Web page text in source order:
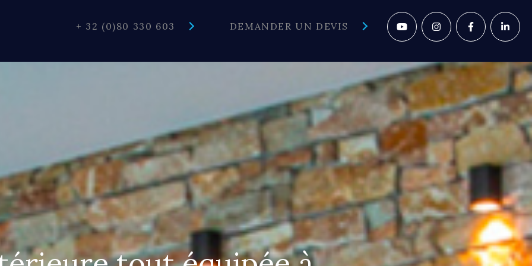
Front+ 32 (0)80 330 603 DEMANDER UN DEVIS Social